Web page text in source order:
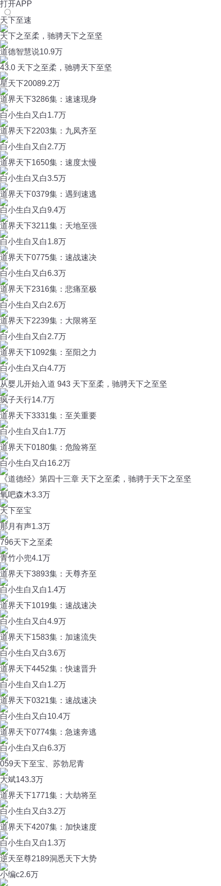
打开APP
天下至速
天下之至柔，驰骋天下之至坚
道德智慧说10.9万
43.0 天下之至柔，驰骋天下至坚
星天下20089.2万
道界天下3286集：速速现身
白小生白又白1.7万
道界天下2203集：九凤齐至
白小生白又白2.7万
道界天下1650集：速度太慢
白小生白又白3.5万
道界天下0379集：遇到速逃
白小生白又白9.4万
道界天下3211集：天地至强
白小生白又白1.8万
道界天下0775集：速战速决
白小生白又白6.3万
道界天下2316集：悲痛至极
白小生白又白2.6万
道界天下2239集：大限将至
白小生白又白2.7万
道界天下1092集：至阳之力
白小生白又白4.7万
从婴儿开始入道 943 天下至柔，驰骋天下之至坚
疯子天行14.7万
道界天下3331集：至关重要
白小生白又白1.7万
道界天下0180集：危险将至
白小生白又白16.2万
《道德经》第四十三章 天下之至柔，驰骋于天下之至坚
氧吧森木3.3万
天下至宝
那月有声1.3万
796天下之至柔
青竹小兜4.1万
道界天下3893集：天尊齐至
白小生白又白1.4万
道界天下1019集：速战速决
白小生白又白4.9万
道界天下1583集：加速流失
白小生白又白3.6万
道界天下4452集：快速晋升
白小生白又白1.2万
道界天下0321集：速战速决
白小生白又白10.4万
道界天下0774集：急速奔逃
白小生白又白6.3万
059天下至宝、苏勃尼青
大斌143.3万
道界天下1771集：大劫将至
白小生白又白3.2万
道界天下4207集：加快速度
白小生白又白1.3万
逆天至尊2189洞悉天下大势
小编c2.6万